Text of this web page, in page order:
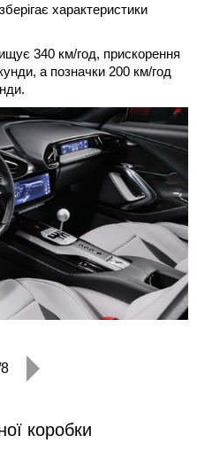
характеристики
340 км/год, прискорення
а позначки 200 км/год
коробки